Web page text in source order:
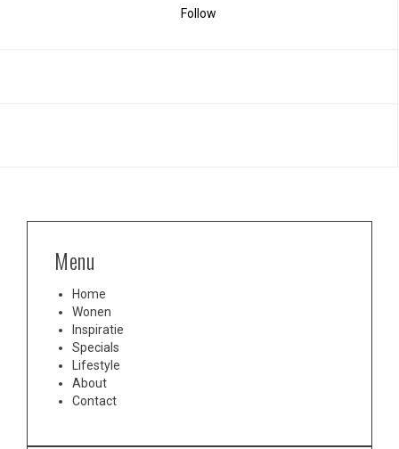
Follow
Menu
Home
Wonen
Inspiratie
Specials
Lifestyle
About
Contact